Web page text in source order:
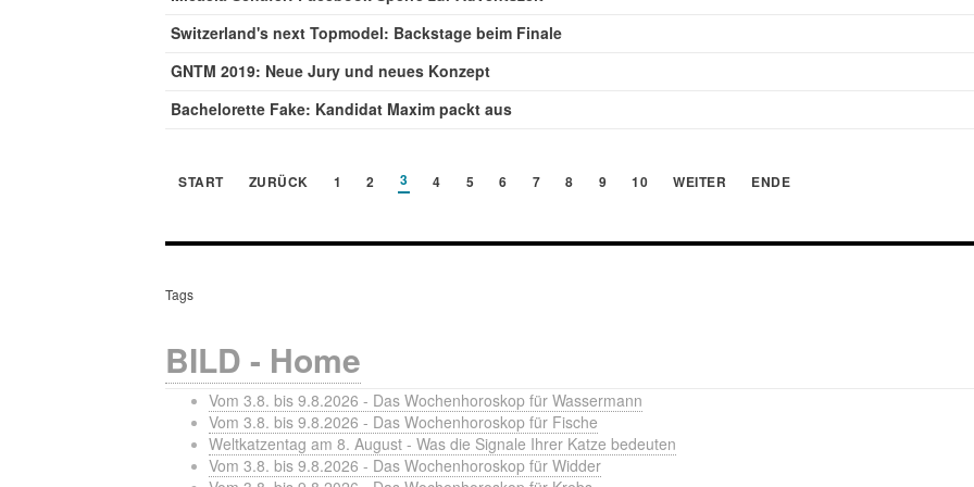
Switzerland's next Topmodel: Backstage beim Finale
GNTM 2019: Neue Jury und neues Konzept
Bachelorette Fake: Kandidat Maxim packt aus
START ZURÜCK 1 2 3 4 5 6 7 8 9 10 WEITER ENDE
Tags
BILD - Home
Vom 3.8. bis 9.8.2026 - Das Wochenhoroskop für Wassermann
Vom 3.8. bis 9.8.2026 - Das Wochenhoroskop für Fische
Weltkatzentag am 8. August - Was die Signale Ihrer Katze bedeuten
Vom 3.8. bis 9.8.2026 - Das Wochenhoroskop für Widder